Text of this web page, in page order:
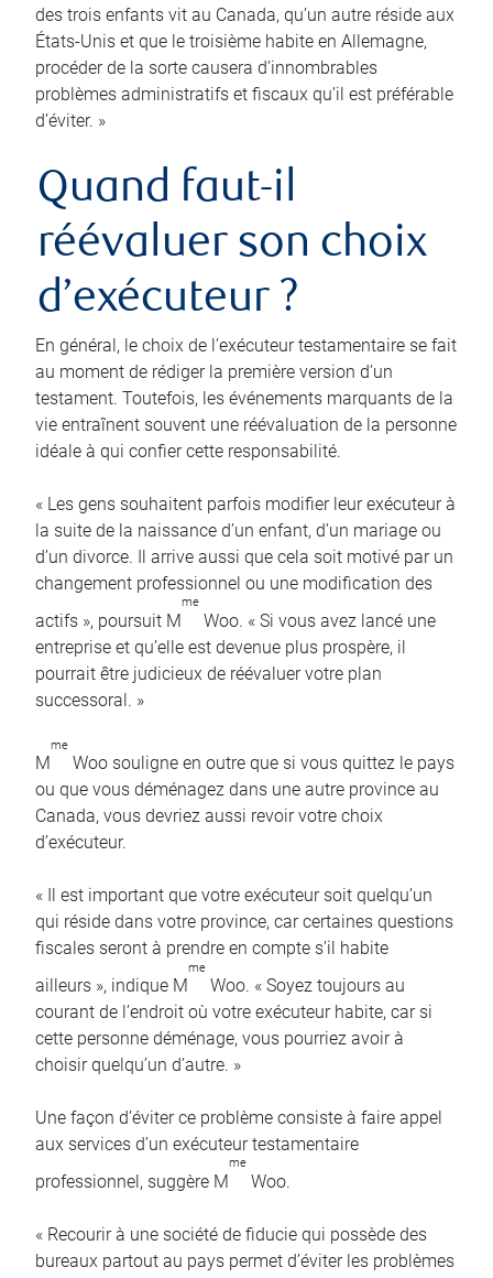
des trois enfants vit au Canada, qu’un autre réside aux
États-Unis et que le troisième habite en Allemagne,
procéder de la sorte causera d’innombrables
problèmes administratifs et fiscaux qu’il est préférable
d’éviter. »
Quand faut-il
réévaluer son choix
d’exécuteur ?
En général, le choix de l’exécuteur testamentaire se fait
au moment de rédiger la première version d’un
testament. Toutefois, les événements marquants de la
vie entraînent souvent une réévaluation de la personne
idéale à qui confier cette responsabilité.
« Les gens souhaitent parfois modifier leur exécuteur à
la suite de la naissance d’un enfant, d’un mariage ou
d’un divorce. Il arrive aussi que cela soit motivé par un
changement professionnel ou une modification des
actifs », poursuit M
me
Woo. « Si vous avez lancé une
entreprise et qu’elle est devenue plus prospère, il
pourrait être judicieux de réévaluer votre plan
successoral. »
M
me
Woo souligne en outre que si vous quittez le pays
ou que vous déménagez dans une autre province au
Canada, vous devriez aussi revoir votre choix
d’exécuteur.
« Il est important que votre exécuteur soit quelqu’un
qui réside dans votre province, car certaines questions
fiscales seront à prendre en compte s’il habite
ailleurs », indique M
me
Woo. « Soyez toujours au
courant de l’endroit où votre exécuteur habite, car si
cette personne déménage, vous pourriez avoir à
choisir quelqu’un d’autre. »
Une façon d’éviter ce problème consiste à faire appel
aux services d’un exécuteur testamentaire
professionnel, suggère M
me
Woo.
« Recourir à une société de fiducie qui possède des
bureaux partout au pays permet d’éviter les problèmes